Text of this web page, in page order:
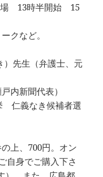
場 13時半開始 15
クなど。
先生（弁護士、元
内新聞代表）
仁義なき候補者選
上、700円。オン
自身でご購入下さ